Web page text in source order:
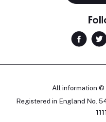
All information ©
Registered in England No.